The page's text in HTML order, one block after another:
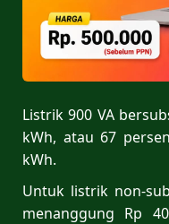
Listrik 900 VA
kWh, atau 67
kWh.
Untuk listrik non-
menanggung Rp